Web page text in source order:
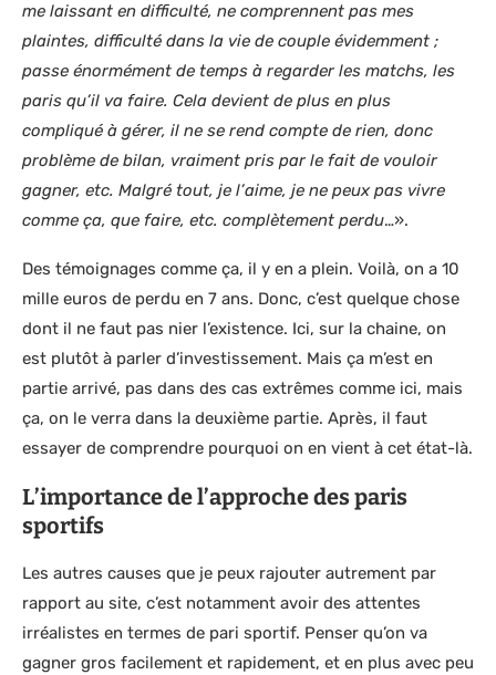
me laissant en difficulté, ne comprennent pas mes
plaintes, difficulté dans la vie de couple évidemment ;
passe énormément de temps à regarder les matchs, les
paris qu’il va faire. Cela devient de plus en plus
compliqué à gérer, il ne se rend compte de rien, donc
problème de bilan, vraiment pris par le fait de vouloir
gagner, etc. Malgré tout, je l’aime, je ne peux pas vivre
comme ça, que faire, etc. complètement perdu…».
Des témoignages comme ça, il y en a plein. Voilà, on a 10
mille euros de perdu en 7 ans. Donc, c’est quelque chose
dont il ne faut pas nier l’existence. Ici, sur la chaine, on
est plutôt à parler d’investissement. Mais ça m’est en
partie arrivé, pas dans des cas extrêmes comme ici, mais
ça, on le verra dans la deuxième partie. Après, il faut
essayer de comprendre pourquoi on en vient à cet état-là.
L’importance de l’approche des paris
sportifs
Les autres causes que je peux rajouter autrement par
rapport au site, c’est notamment avoir des attentes
irréalistes en termes de pari sportif. Penser qu’on va
gagner gros facilement et rapidement, et en plus avec peu